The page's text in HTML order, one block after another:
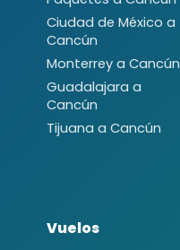
Ciudad de México a
Cancún
Monterrey a Cancún
Guadalajara a
Cancún
Tijuana a Cancún
Vuelos